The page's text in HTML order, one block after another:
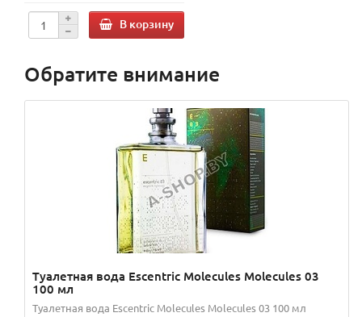
В корзину
Обратите внимание
Туалетная вода Escentric Molecules Molecules 03
100 мл
Туалетная вода Escentric Molecules Molecules 03 100 мл